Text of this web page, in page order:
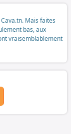
Mais faites
bas, aux
vraisemblablement